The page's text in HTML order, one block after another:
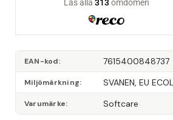
EAN-kod 7615400848737
Miljömärkning SVANEN, EU
Varumärke Softcare